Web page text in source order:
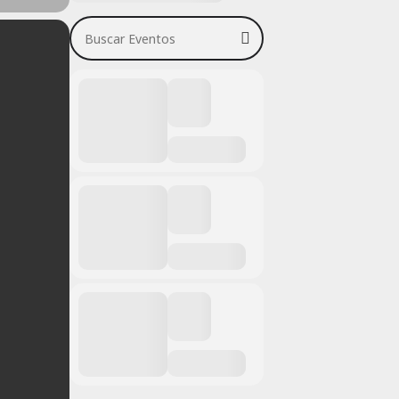
Buscar Eventos